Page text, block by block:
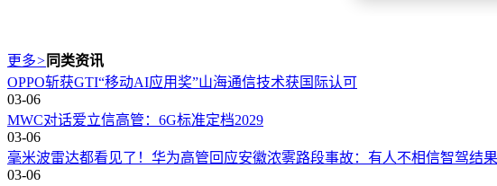
更多> 同类资讯
OPPO斩获GTI“移动AI应用奖”山海通信技术获国际认可
03-06
MWC对话爱立信高管：6G标准定档2029
03-06
毫米波雷达都看见了！华为高管回应安徽浓雾路段事故：有人不相信智驾结
03-06